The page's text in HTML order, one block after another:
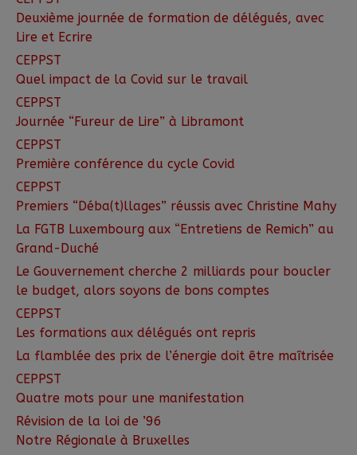
Deuxième journée de formation de délégués, avec
Lire et Ecrire
CEPPST
Quel impact de la Covid sur le travail
CEPPST
Journée “Fureur de Lire” à Libramont
CEPPST
Première conférence du cycle Covid
CEPPST
Premiers “Déba(t)llages” réussis avec Christine Mahy
La FGTB Luxembourg aux “Entretiens de Remich” au
Grand-Duché
Le Gouvernement cherche 2 milliards pour boucler
le budget, alors soyons de bons comptes
CEPPST
Les formations aux délégués ont repris
La flamblée des prix de l’énergie doit être maîtrisée
CEPPST
Quatre mots pour une manifestation
Révision de la loi de ’96
Notre Régionale à Bruxelles